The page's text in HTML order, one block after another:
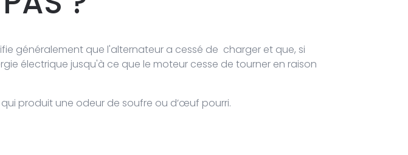
généralement que l'alternateur a cessé de charger et que, si
électrique jusqu'à ce que le moteur cesse de tourner en raison
produit une odeur de soufre ou d’œuf pourri.​